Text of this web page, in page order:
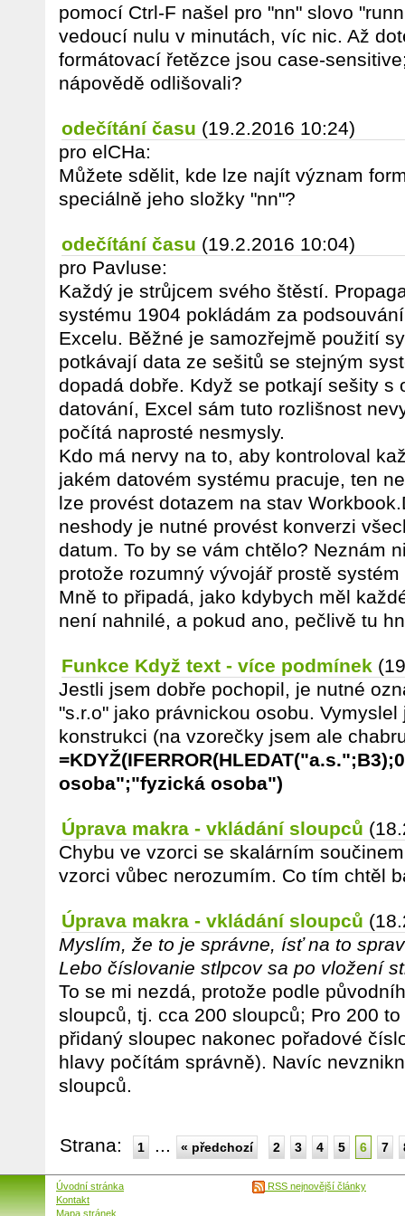
pomocí Ctrl-F našel pro "nn" slovo
vedoucí nulu v minutách, víc nic. Až
formátovací řetězce jsou case-
nápovědě odlišovali?
odečítání času (19.2.2016 10:24)
pro elCHa:
Můžete sdělit, kde lze najít význam
speciálně jeho složky "nn"?
odečítání času (19.2.2016 10:04)
pro Pavluse:
Každý je strůjcem svého štěstí.
systému 1904 pokládám za
Excelu. Běžné je samozřejmě použití
potkávají data ze sešitů se stejným
dopadá dobře. Když se potkají sešity s
datování, Excel sám tuto rozlišnost
počítá naprosté nesmysly.
Kdo má nervy na to, aby kontroloval
jakém datovém systému pracuje, ten
lze provést dotazem na stav
neshody je nutné provést konverzi
datum. To by se vám chtělo? Neznám
protože rozumný vývojář prostě
Mně to připadá, jako kdybych měl
není nahnilé, a pokud ano, pečlivě tu
Funkce Když text - více podmínek
Jestli jsem dobře pochopil, je nutné
"s.r.o" jako právnickou osobu.
konstrukci (na vzorečky jsem ale
osoba";"fyzická osoba")
Úprava makra - vkládání sloupců
Chybu ve vzorci se skalárním
vzorci vůbec nerozumím. Co tím chtěl
Úprava makra - vkládání sloupců
Myslím, že to je správne, ísť na to
Lebo číslovanie stlpcov sa po vložení
To se mi nezdá, protože podle
sloupců, tj. cca 200 sloupců; Pro 200
přidaný sloupec nakonec pořadové
hlavy počítám správně). Navíc
sloupců.
Strana: 1 ... « předchozí 2 3 4 5 6 7
Úvodní stránka
Kontakt
Mapa stránek
RSS nejnovější články